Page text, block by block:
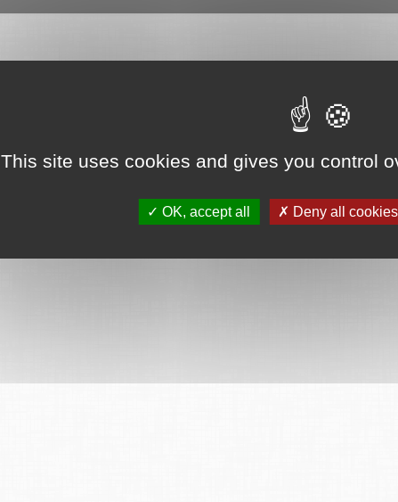
This site uses cookies and gives you control
OK, accept all Deny all cookies